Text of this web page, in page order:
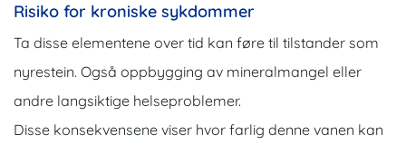
Risiko for kroniske sykdommer
Ta disse elementene over tid kan føre til tilstander som
nyrestein. Også oppbygging av mineralmangel eller
andre langsiktige helseproblemer.
Disse konsekvensene viser hvor farlig denne vanen kan